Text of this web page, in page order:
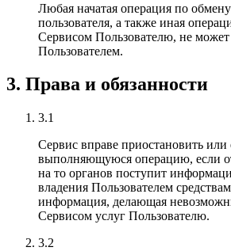
Любая начатая операция по обмену
пользователя, а также иная
Сервисом Пользователю, не
Пользователем.
3. Права и обязанности
3.1
Сервис вправе приостановить или
выполняющуюся операцию, если
на то органов поступит
владения Пользователем
информация, делающая
Сервисом услуг Пользователю.
3.2